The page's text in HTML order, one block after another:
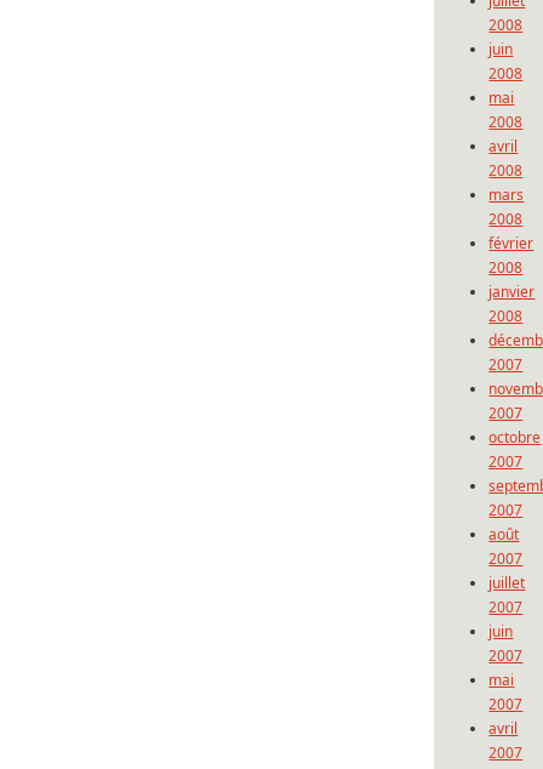
2008
juin
2008
mai
2008
avril
2008
mars
2008
février
2008
janvier
2008
2007
2007
octobre
2007
2007
août
2007
juillet
2007
juin
2007
mai
2007
avril
2007